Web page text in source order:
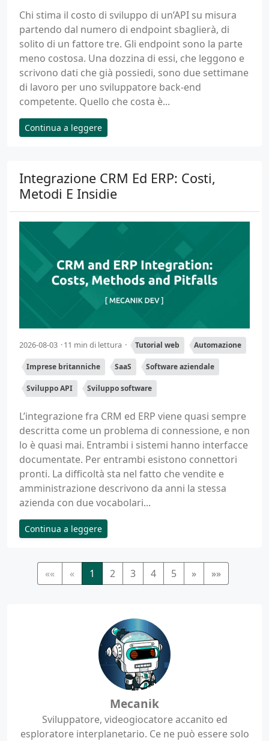
Chi stima il costo di sviluppo di un’API su misura
partendo dal numero di endpoint sbaglierà, di
solito di un fattore tre. Gli endpoint sono la parte
meno costosa. Una dozzina di essi, che leggono e
scrivono dati che già possiedi, sono due settimane
di lavoro per uno sviluppatore back-end
competente. Quello che costa è...
Continua a leggere
Integrazione CRM Ed ERP: Costi,
Metodi E Insidie
2026-08-03 11 min di lettura Tutorial web Automazione
Imprese britanniche SaaS Software aziendale
Sviluppo API Sviluppo software
L’integrazione fra CRM ed ERP viene quasi sempre
descritta come un problema di connessione, e non
lo è quasi mai. Entrambi i sistemi hanno interfacce
documentate. Per entrambi esistono connettori
pronti. La difficoltà sta nel fatto che vendite e
amministrazione descrivono da anni la stessa
azienda con due vocabolari...
Continua a leggere
«« « 1 2 3 4 5 » »»
Mecanik
Sviluppatore, videogiocatore accanito ed
esploratore interplanetario. Ce ne può essere solo